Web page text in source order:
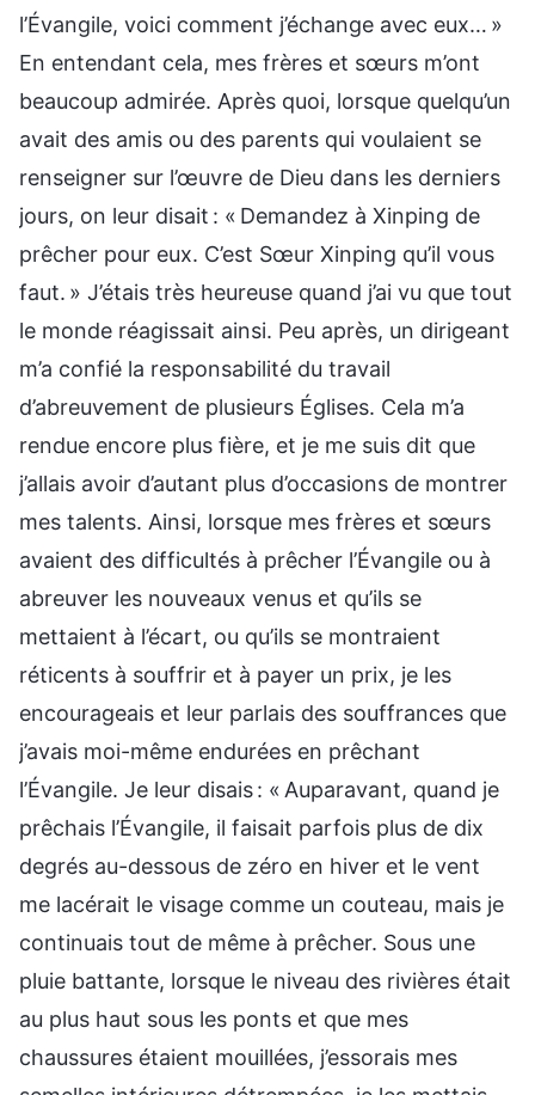
l’Évangile, voici comment j’échange avec eux… »
En entendant cela, mes frères et sœurs m’ont
beaucoup admirée. Après quoi, lorsque quelqu’un
avait des amis ou des parents qui voulaient se
renseigner sur l’œuvre de Dieu dans les derniers
jours, on leur disait : « Demandez à Xinping de
prêcher pour eux. C’est Sœur Xinping qu’il vous
faut. » J’étais très heureuse quand j’ai vu que tout
le monde réagissait ainsi. Peu après, un dirigeant
m’a confié la responsabilité du travail
d’abreuvement de plusieurs Églises. Cela m’a
rendue encore plus fière, et je me suis dit que
j’allais avoir d’autant plus d’occasions de montrer
mes talents. Ainsi, lorsque mes frères et sœurs
avaient des difficultés à prêcher l’Évangile ou à
abreuver les nouveaux venus et qu’ils se
mettaient à l’écart, ou qu’ils se montraient
réticents à souffrir et à payer un prix, je les
encourageais et leur parlais des souffrances que
j’avais moi-même endurées en prêchant
l’Évangile. Je leur disais : « Auparavant, quand je
prêchais l’Évangile, il faisait parfois plus de dix
degrés au-dessous de zéro en hiver et le vent
me lacérait le visage comme un couteau, mais je
continuais tout de même à prêcher. Sous une
pluie battante, lorsque le niveau des rivières était
au plus haut sous les ponts et que mes
chaussures étaient mouillées, j’essorais mes